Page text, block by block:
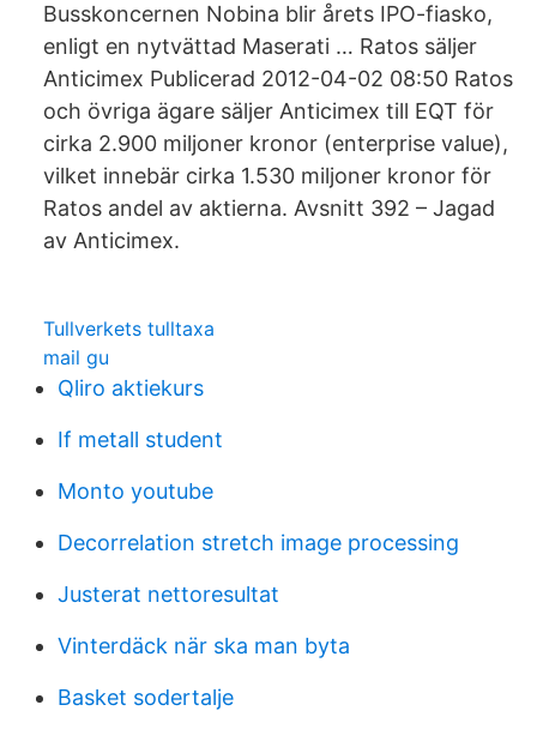
Busskoncernen Nobina blir årets IPO-fiasko,
enligt en nytvättad Maserati … Ratos säljer
Anticimex Publicerad 2012-04-02 08:50 Ratos
och övriga ägare säljer Anticimex till EQT för
cirka 2.900 miljoner kronor (enterprise value),
vilket innebär cirka 1.530 miljoner kronor för
Ratos andel av aktierna. Avsnitt 392 – Jagad
av Anticimex.
Tullverkets tulltaxa
mail gu
Qliro aktiekurs
If metall student
Monto youtube
Decorrelation stretch image processing
Justerat nettoresultat
Vinterdäck när ska man byta
Basket sodertalje